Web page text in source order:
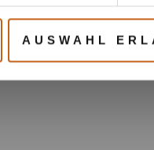
AUSWAHL